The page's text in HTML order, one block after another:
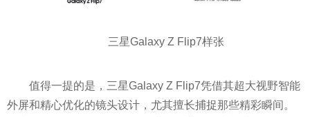
三星Galaxy Z Flip7样张
值得一提的是，三星Galaxy Z Flip7凭借其超大视野智能
外屏和精心优化的镜头设计，尤其擅长捕捉那些精彩瞬间。